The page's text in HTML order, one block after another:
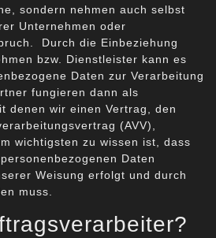
sondern nehmen auch selbst
Unternehmen oder
Durch die Einbeziehung
bzw. Dienstleister kann es
Daten zur Verarbeitung
fungieren dann als
denen wir einen Vertrag, den
(AVV),
wichtigsten zu wissen ist, dass
Daten
Weisung erfolgt und durch
muss.